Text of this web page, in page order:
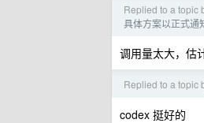
Replied to a topic
具体方案以正式通
调用量太大，估
Replied to a topic
codex 挺好的